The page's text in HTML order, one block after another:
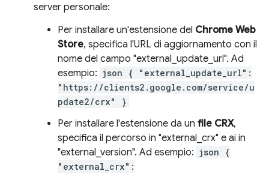
server personale:
Per installare un'estensione del Chrome Web
Store, specifica l'URL di aggiornamento con il
nome del campo "external_update_url". Ad
esempio: json { "external_update_url":
"https://clients2.google.com/service/u
pdate2/crx" }
Per installare l'estensione da un file CRX,
specifica il percorso in "external_crx" e ai in
"external_version". Ad esempio: json {
"external_crx":